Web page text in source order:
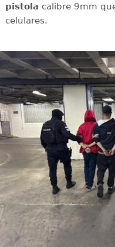
pistola calibre 9mm
celulares.